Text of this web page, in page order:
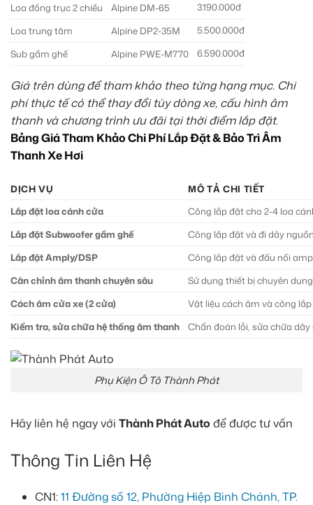
Loa đồng trục 2 chiều
Alpine DM-65
3.190.000đ
Loa trung tâm
Alpine DP2-35M
5.500.000đ
Sub gầm ghế
Alpine PWE-M770 6.590.000đ
Giá trên dùng để tham khảo theo từng hạng mục. Chi
phí thực tế có thể thay đổi tùy dòng xe, cấu hình âm
thanh và chương trình ưu đãi tại thời điểm lắp đặt.
Bảng Giá Tham Khảo Chi Phí Lắp Đặt & Bảo Trì Âm
Thanh Xe Hơi
DỊCH VỤ
MÔ TẢ CHI TIẾT
Lắp đặt loa cánh cửa
Công lắp đặt cho 2-4 loa
Lắp đặt Subwoofer gầm ghế
Công lắp đặt và đi dây
Lắp đặt Amply/DSP
Công lắp đặt và đấu nối
Cân chỉnh âm thanh chuyên sâu
Sử dụng thiết bị chuyên
Cách âm cửa xe (2 cửa)
Vật liệu cách âm và công
Kiểm tra, sửa chữa hệ thống âm thanh
Chẩn đoán lỗi, sửa chữa
Phụ Kiện Ô Tô Thành Phát
Hãy liên hệ ngay với Thành Phát Auto để được tư vấn
Thông Tin Liên Hệ
CN1:11 Đường số 12, Phường Hiệp Bình Chánh, TP.